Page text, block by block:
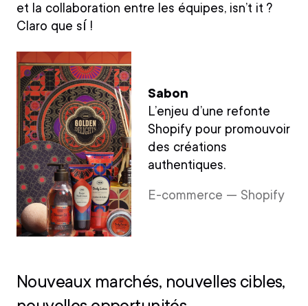
et la collaboration entre les équipes, isn’t it ?
Claro que sí !
Sabon
L’enjeu d’une refonte
Shopify pour promouvoir
des créations
authentiques.
E-commerce — Shopify
Nouveaux marchés, nouvelles cibles,